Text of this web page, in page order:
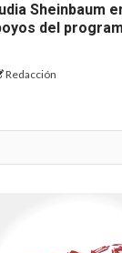
Sheinbaum
del
Redacción